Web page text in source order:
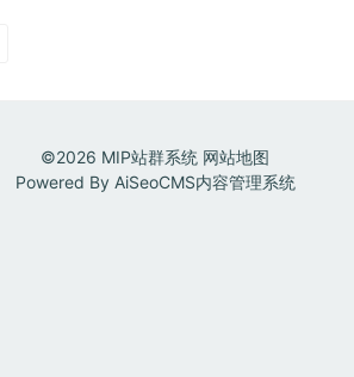
©2026 MIP站群系统 网站地图
Powered By AiSeoCMS内容管理系统